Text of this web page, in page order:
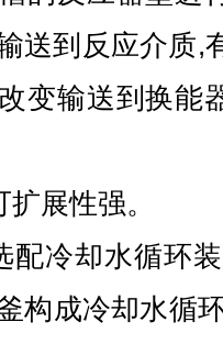
送到反应介质,
变输送到换能
展性强。
配冷却水循环
构成冷却水循